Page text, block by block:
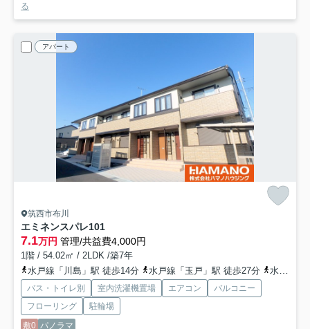
る
アパート
筑西市布川
エミネンスパレ101
7.1万円 管理/共益費4,000円
1階 / 54.02㎡ / 2LDK /築7年
水戸線「川島」駅 徒歩14分
水戸線「玉戸」駅 徒歩27分 水戸線「東結城」駅 徒歩44分
バス・トイレ別 室内洗濯機置場 エアコン
バルコニー
フローリング
駐輪場
敷0 パノラマ